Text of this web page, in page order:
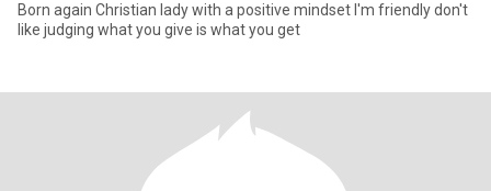
Born again Christian lady with a positive mindset I'm friendly don't
like judging what you give is what you get